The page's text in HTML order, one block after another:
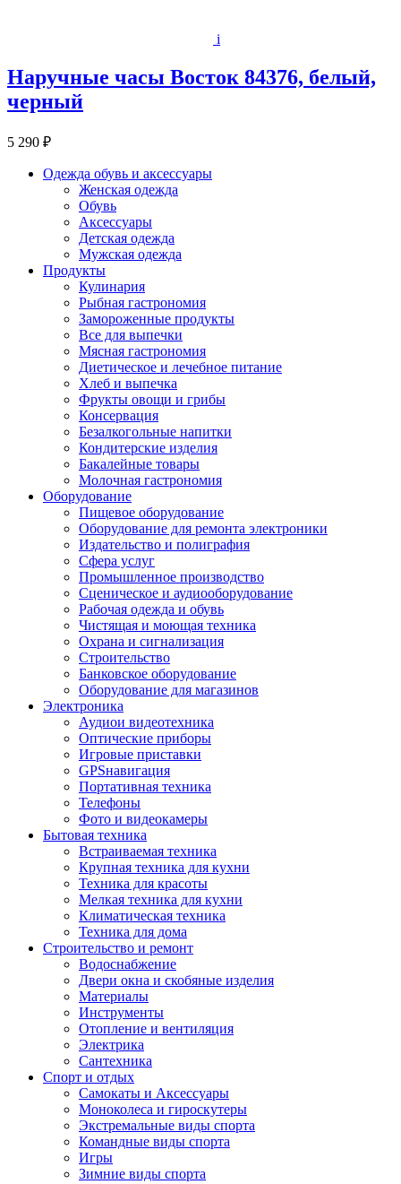
i
Наручные часы Восток 84376, белый,
черный
5 290 ₽
Одежда обувь и аксессуары
Женская одежда
Обувь
Аксессуары
Детская одежда
Мужская одежда
Продукты
Кулинария
Рыбная гастрономия
Замороженные продукты
Все для выпечки
Мясная гастрономия
Диетическое и лечебное питание
Хлеб и выпечка
Фрукты овощи и грибы
Консервация
Безалкогольные напитки
Кондитерские изделия
Бакалейные товары
Молочная гастрономия
Оборудование
Пищевое оборудование
Оборудование для ремонта электроники
Издательство и полиграфия
Сфера услуг
Промышленное производство
Сценическое и аудиооборудование
Рабочая одежда и обувь
Чистящая и моющая техника
Охрана и сигнализация
Строительство
Банковское оборудование
Оборудование для магазинов
Электроника
Аудиои видеотехника
Оптические приборы
Игровые приставки
GPSнавигация
Портативная техника
Телефоны
Фото и видеокамеры
Бытовая техника
Встраиваемая техника
Крупная техника для кухни
Техника для красоты
Мелкая техника для кухни
Климатическая техника
Техника для дома
Строительство и ремонт
Водоснабжение
Двери окна и скобяные изделия
Материалы
Инструменты
Отопление и вентиляция
Электрика
Сантехника
Спорт и отдых
Самокаты и Аксессуары
Моноколеса и гироскутеры
Экстремальные виды спорта
Командные виды спорта
Игры
Зимние виды спорта